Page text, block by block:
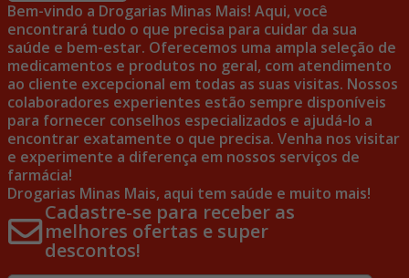
Bem-vindo a Drogarias Minas Mais! Aqui, você
encontrará tudo o que precisa para cuidar da sua
saúde e bem-estar. Oferecemos uma ampla seleção de
medicamentos e produtos no geral, com atendimento
ao cliente excepcional em todas as suas visitas. Nossos
colaboradores experientes estão sempre disponíveis
para fornecer conselhos especializados e ajudá-lo a
encontrar exatamente o que precisa. Venha nos visitar
e experimente a diferença em nossos serviços de
farmácia!
Drogarias Minas Mais, aqui tem saúde e muito mais!
Cadastre-se para receber as
melhores ofertas e super
descontos!